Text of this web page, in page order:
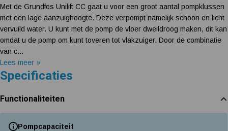
Met de Grundfos Unilift CC gaat u voor een groot aantal pompklussen
met een lage aanzuighoogte. Deze verpompt namelijk schoon en licht
vervuild water. U kunt met de pomp de vloer dweildroog maken, dit kan
omdat u de pomp om kunt toveren tot vlakzuiger. Door de combinatie
van c...
Lees meer »
Specificaties
Functionaliteiten
Pompcapaciteit